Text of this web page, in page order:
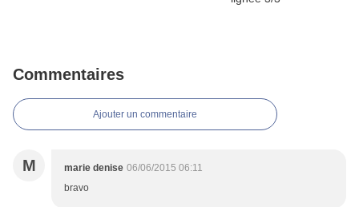
Commentaires
Ajouter un commentaire
M marie denise 06/06/2015 06:11
bravo